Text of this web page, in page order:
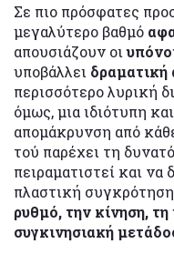
Σε πιο πρόσφατες
μεγαλύτερο βαθμό
απουσιάζουν οι
υποβάλλει δραματική
περισσότερο λυρική
όμως, μια ιδιότυπη
απομάκρυνση από
τού παρέχει τη
πειραματιστεί και να
πλαστική
ρυθμό, την κίνηση,
συγκινησιακή